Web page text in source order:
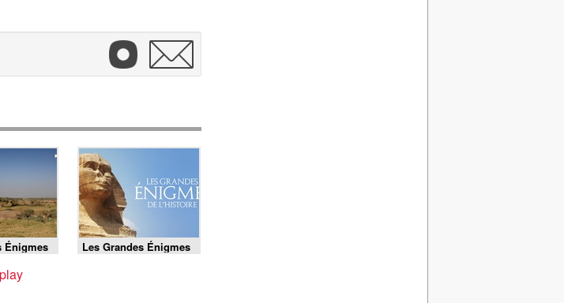
Énigmes
La
Sainte
Les Grandes Énigmes
de l'Histoire -